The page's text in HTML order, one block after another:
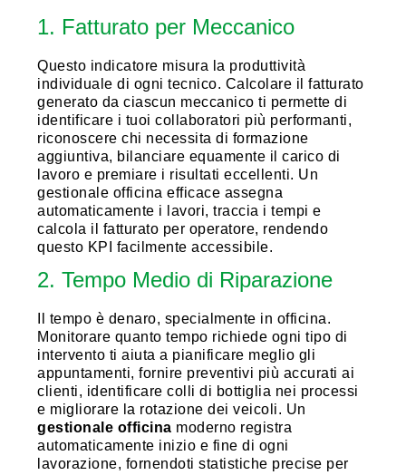
1. Fatturato per Meccanico
Questo indicatore misura la produttività
individuale di ogni tecnico. Calcolare il fatturato
generato da ciascun meccanico ti permette di
identificare i tuoi collaboratori più performanti,
riconoscere chi necessita di formazione
aggiuntiva, bilanciare equamente il carico di
lavoro e premiare i risultati eccellenti. Un
gestionale officina efficace assegna
automaticamente i lavori, traccia i tempi e
calcola il fatturato per operatore, rendendo
questo KPI facilmente accessibile.
2. Tempo Medio di Riparazione
Il tempo è denaro, specialmente in officina.
Monitorare quanto tempo richiede ogni tipo di
intervento ti aiuta a pianificare meglio gli
appuntamenti, fornire preventivi più accurati ai
clienti, identificare colli di bottiglia nei processi
e migliorare la rotazione dei veicoli. Un
gestionale officina moderno registra
automaticamente inizio e fine di ogni
lavorazione, fornendoti statistiche precise per